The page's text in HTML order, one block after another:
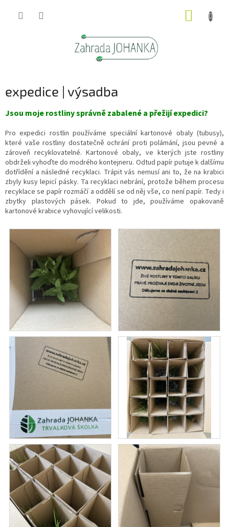
expedice | výsadba
Jsou moje rostliny správně zabalené a přežijí expedici?
Pro expedici rostlin používáme speciální kartonové obaly (tubusy),
které vaše rostliny dostatečně ochrání proti polámání, jsou pevné a
zároveň recyklovatelné. Kartonové obaly, ve kterých jste rostliny
obdrželi vyhoďte do modrého kontejneru. Odtud papír putuje k dalšímu
dotřídění a následné recyklaci. Trápit vás nemusí ani to, že na krabici
zbyly kusy lepicí pásky. Ta recyklaci nebrání, protože během procesu
recyklace se papír rozmáčí a oddělí se od něj vše, co není papír. Tedy i
zbytky plastových pásek. Pokud to jde, používáme opakovaně
kartonové krabice vyhovující velikosti.